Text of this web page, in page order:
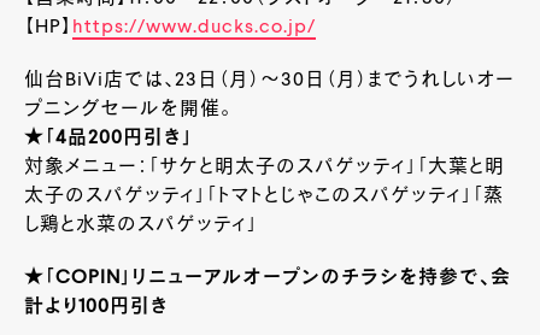
【HP】 https://www.ducks.co.jp/
仙台BiVi店では、23日（月）～30日（月）までうれしいオー
プニングセールを開催。
★「4品200円引き」
対象メニュー：「サケと明太子のスパゲッティ」「大葉と明
太子のスパゲッティ」「トマトとじゃこのスパゲッティ」「蒸
し鶏と水菜のスパゲッティ」
★「COPIN」リニューアルオープンのチラシを持参で、会
計より100円引き